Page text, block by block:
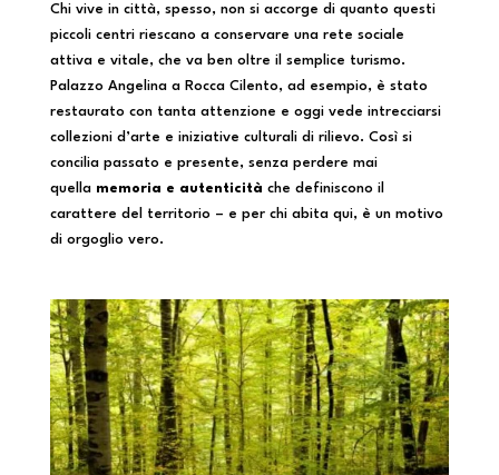
Chi vive in città, spesso, non si accorge di quanto questi
piccoli centri riescano a conservare una rete sociale
attiva e vitale, che va ben oltre il semplice turismo.
Palazzo Angelina a Rocca Cilento, ad esempio, è stato
restaurato con tanta attenzione e oggi vede intrecciarsi
collezioni d’arte e iniziative culturali di rilievo. Così si
concilia passato e presente, senza perdere mai
quella memoria e autenticità che definiscono il
carattere del territorio – e per chi abita qui, è un motivo
di orgoglio vero.